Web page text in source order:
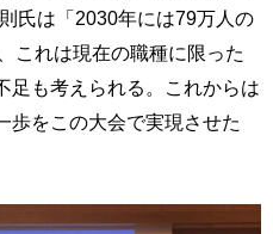
氏は「2030年には79万人の
これは現在の職種に限った
足も考えられる。これからは
歩をこの大会で実現させた